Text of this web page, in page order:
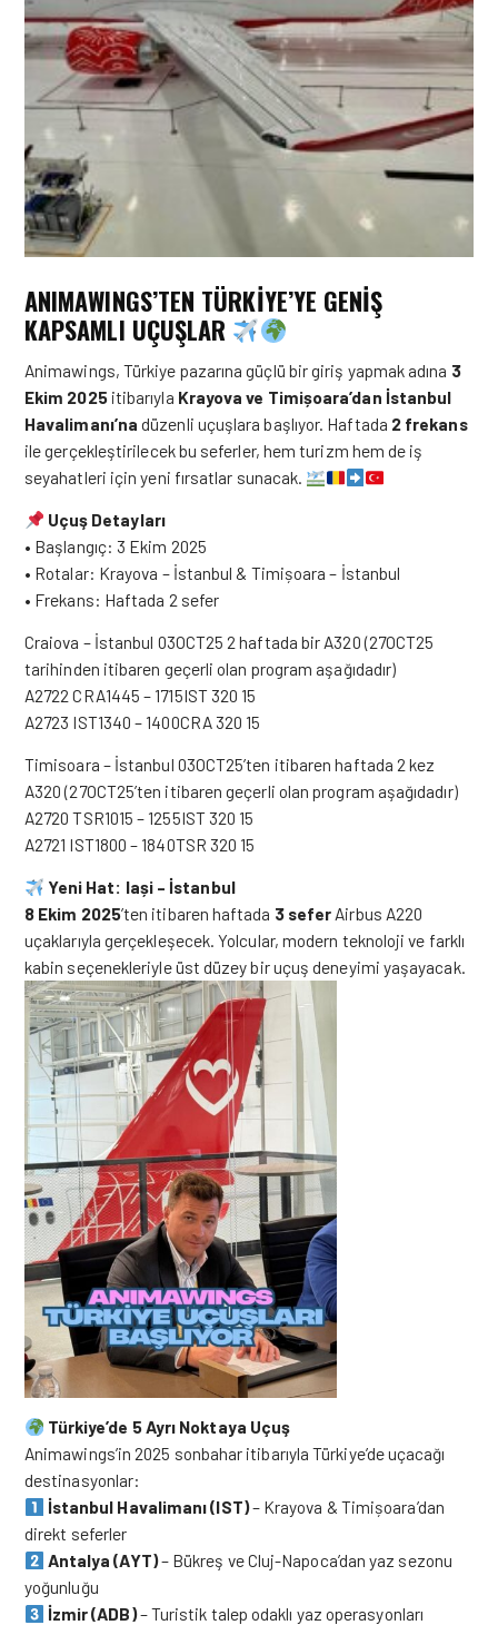
ANIMAWINGS’TEN TÜRKİYE’YE GENİŞ
KAPSAMLI UÇUŞLAR
Animawings, Türkiye pazarına güçlü bir giriş yapmak adına 3
Ekim 2025itibarıyla Krayova ve Timișoara’dan İstanbul
Havalimanı’na düzenli uçuşlara başlıyor. Haftada 2 frekans
ile gerçekleştirilecek bu seferler, hem turizm hem de iş
seyahatleri için yeni fırsatlar sunacak.
Uçuş Detayları
• Başlangıç: 3 Ekim 2025
• Rotalar: Krayova – İstanbul & Timișoara – İstanbul
• Frekans: Haftada 2 sefer
Craiova – İstanbul 03OCT25 2 haftada bir A320 (27OCT25
tarihinden itibaren geçerli olan program aşağıdadır)
A2722 CRA1445 – 1715IST 320 15
A2723 IST1340 – 1400CRA 320 15
Timisoara – İstanbul 03OCT25’ten itibaren haftada 2 kez
A320 (27OCT25’ten itibaren geçerli olan program aşağıdadır)
A2720 TSR1015 – 1255IST 320 15
A2721 IST1800 – 1840TSR 320 15
Yeni Hat: Iași – İstanbul
8 Ekim 2025’ten itibaren haftada 3 sefer Airbus A220
uçaklarıyla gerçekleşecek. Yolcular, modern teknoloji ve farklı
kabin seçenekleriyle üst düzey bir uçuş deneyimi yaşayacak.
Türkiye’de 5 Ayrı Noktaya Uçuş
Animawings’in 2025 sonbahar itibarıyla Türkiye’de uçacağı
destinasyonlar:
İstanbul Havalimanı (IST)– Krayova & Timișoara’dan
direkt seferler
Antalya (AYT)– Bükreş ve Cluj-Napoca’dan yaz sezonu
yoğunluğu
İzmir (ADB)– Turistik talep odaklı yaz operasyonları